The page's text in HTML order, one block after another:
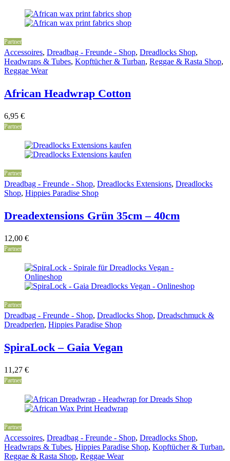
Partner
Accessoires, Dreadbag - Freunde - Shop, Dreadlocks Shop,
Headwraps & Tubes, Kopftücher & Turban, Reggae & Rasta Shop,
Reggae Wear
African Headwrap Cotton
6,95 €
Partner
Partner
Dreadbag - Freunde - Shop, Dreadlocks Extensions, Dreadlocks
Shop, Hippies Paradise Shop
Dreadextensions Grün 35cm – 40cm
12,00 €
Partner
Partner
Dreadbag - Freunde - Shop, Dreadlocks Shop, Dreadschmuck &
Dreadperlen, Hippies Paradise Shop
SpiraLock – Gaia Vegan
11,27 €
Partner
Partner
Accessoires, Dreadbag - Freunde - Shop, Dreadlocks Shop,
Headwraps & Tubes, Hippies Paradise Shop, Kopftücher & Turban,
Reggae & Rasta Shop, Reggae Wear